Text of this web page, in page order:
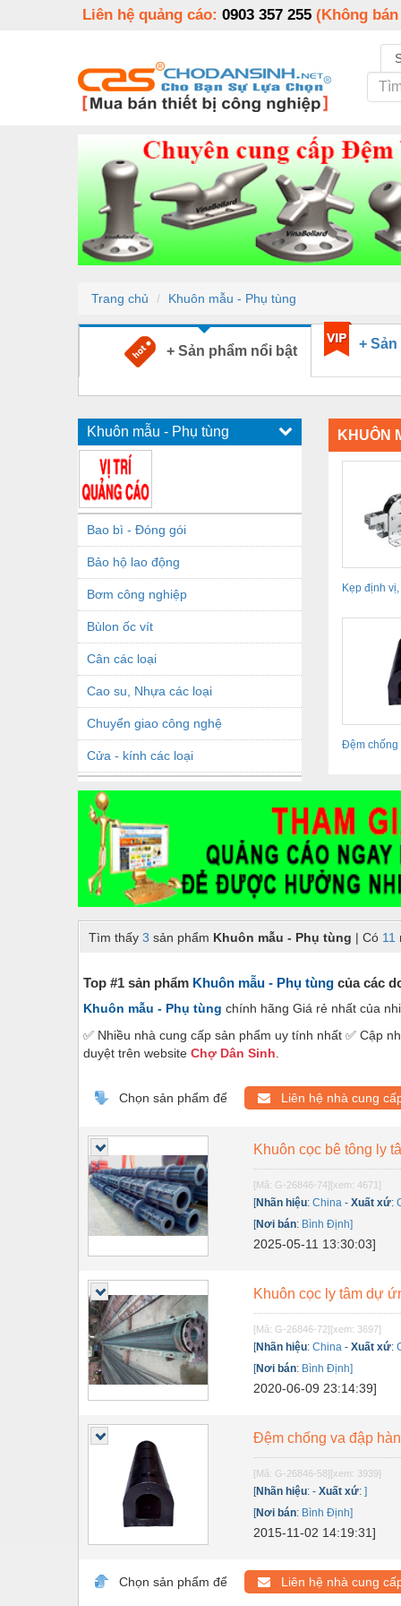
Liên hệ quảng cáo: 0903 357 255 (Không
Trang chủ Khuôn mẫu - Phụ tùng
+ Sản phẩm nổi bật +
Khuôn mẫu - Phụ tùng
Bao bì - Đóng gói
Bảo hộ lao động
Bơm công nghiệp
Bùlon ốc vít
Cân các loại
Cao su, Nhựa các loại
Chuyển giao công nghệ
Cửa - kính các loại
Dầu khí - Thiết bị
Dây chuyền sản xuất
Dệt may - Thiết bị
Dầu mỡ công nghiệp
Điện công nghiệp
Điện gia dụng
Điện Lạnh
Đóng tàu Thiết bị
Dụng cụ cầm tay
Dụng cụ cắt gọt
Dụng cụ điện
Dụng cụ đo
Gỗ - Trang thiết bị
Hóa chất-Trang thiết bị
Kệ công nghiệp
Khí nén - Thiết bị
Khuôn mẫu - Phụ tùng
Lọc công nghiệp
Máy công cụ - Phụ tùng
Mỏ - Trang thiết bị
Mô tơ - Hộp số
Nâng hạ - Trang thiết bị
KHUÔN
Kẹp định
Đệm chống
Tìm thấy 3 sản phẩm Khuôn mẫu - Phụ tùng | Có 11
Top #1 sản phẩm Khuôn mẫu - Phụ tùng của các
Khuôn mẫu - Phụ tùng chính hãng Giá rẻ nhất của
✅ Nhiều nhà cung cấp sản phẩm uy tính nhất ✅ Cập
duyệt trên website Chợ Dân Sinh
Chọn sản phẩm để Liên hệ nhà cung
Khuôn cọc bê tông ly
[Mã: G-26846-74][xem: 4671]
[Nhãn hiệu:China -Xuất xứ:
[Nơi bán: Bình Định]
2025-05-11 13:30:03]
Khuôn cọc ly tâm dự
[Mã: G-26846-72][xem: 3697]
[Nhãn hiệu:China -Xuất xứ:
[Nơi bán: Bình Định]
2020-06-09 23:14:39]
Đệm chống va đập
[Mã: G-26846-58][xem: 3939]
[Nhãn hiệu:-Xuất xứ:]
[Nơi bán: Bình Định]
2015-11-02 14:19:31]
Chọn sản phẩm để Liên hệ nhà cung